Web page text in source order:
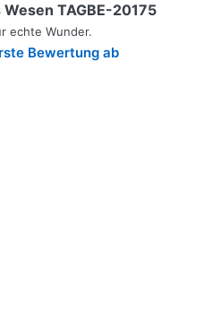
TAGBE-20175
echte Wunder.
Bewertung ab